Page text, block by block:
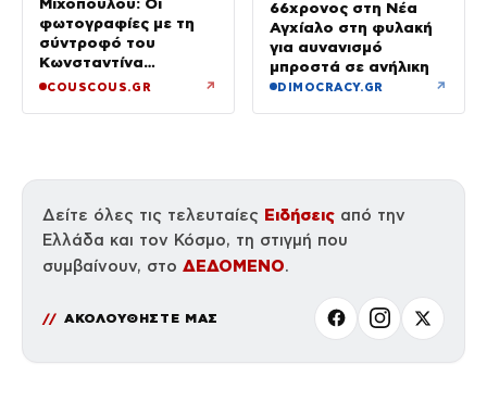
φωτογραφίες με τη
σύντροφό του
Κωνσταντίνα
Ευρυπίδου και το
COUSCOUS.GR ↗
66χρονος στη Νέα
Αγχίαλο στη φυλακή
για αυνανισμό
μπροστά σε ανήλικη
DIMOCRACY.GR ↗
Δείτε όλες τις τελευταίες Ειδήσεις από την
Ελλάδα και τον Κόσμο, τη στιγμή που
συμβαίνουν, στο ΔΕΔΟΜΕΝΟ.
ΑΚΟΛΟΥΘΗΣΤΕ ΜΑΣ